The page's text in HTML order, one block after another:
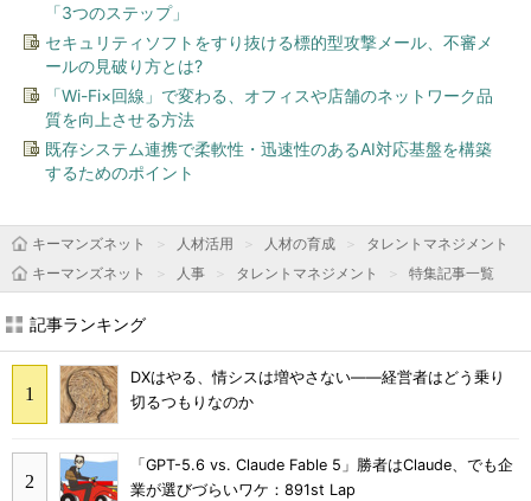
「3つのステップ」
セキュリティソフトをすり抜ける標的型攻撃メール、不審メ
ールの見破り方とは?
「Wi-Fi×回線」で変わる、オフィスや店舗のネットワーク品
質を向上させる方法
既存システム連携で柔軟性・迅速性のあるAI対応基盤を構築
するためのポイント
キーマンズネット 人材活用 人材の育成
タレントマネジメント
キーマンズネット
人事 タレントマネジメント 特集記事一覧
記事ランキング
DXはやる、情シスは増やさない――経営者はどう乗り
切るつもりなのか
「GPT-5.6 vs. Claude Fable 5」勝者はClaude、でも企
業が選びづらいワケ：891st Lap